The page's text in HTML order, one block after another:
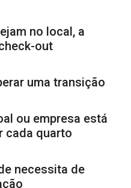
no local, a
out
uma transição
ou empresa está
cada quarto
necessita de